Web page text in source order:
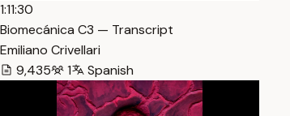
1:11:30
Biomecánica C3 — Transcript
Emiliano Crivellari
9,435
1 Spanish